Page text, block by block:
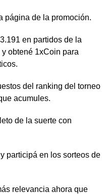
página de la promoción.
en partidos de la
obtené 1xCoin para
del ranking del torneo
acumules.
de la suerte con
participá en los sorteos de
relevancia ahora que